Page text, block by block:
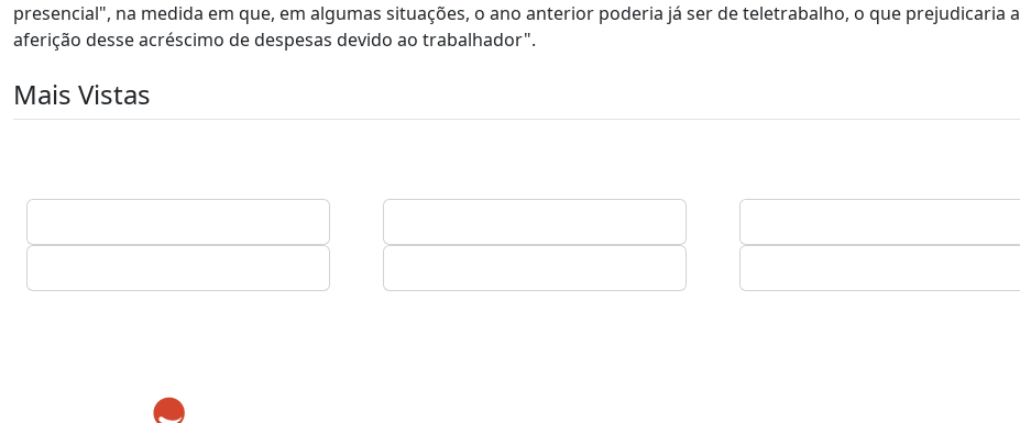
presencial", na medida em que, em algumas situações, o ano anterior poderia já ser de teletrabalho, o que prejudicaria a
aferição desse acréscimo de despesas devido ao trabalhador".
Mais Vistas